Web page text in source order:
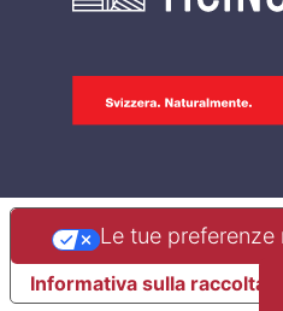
Informativa sulla raccolta
Le tue